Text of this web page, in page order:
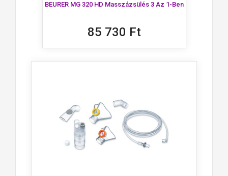
BEURER MG 320 HD Masszázsülés 3 Az 1-Ben
85 730 Ft